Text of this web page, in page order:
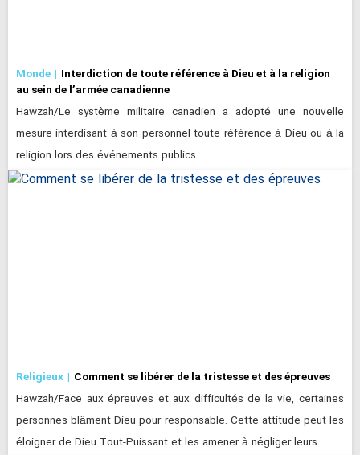
Monde
Interdiction de toute référence à Dieu et à la religion
au sein de l’armée canadienne
Hawzah/Le système militaire canadien a adopté une nouvelle
mesure interdisant à son personnel toute référence à Dieu ou à la
religion lors des événements publics.
Religieux Comment se libérer de la tristesse et des épreuves
Hawzah/Face aux épreuves et aux difficultés de la vie, certaines
personnes blâment Dieu pour responsable. Cette attitude peut les
éloigner de Dieu Tout-Puissant et les amener à négliger leurs…